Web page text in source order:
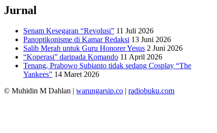
Jurnal
Senam Kesegaran “Revolusi” 11 Juli 2026
Panoptikonisme di Kamar Redaksi 13 Juni 2026
Salib Merah untuk Guru Honorer Yesus 2 Juni 2026
“Koperasi” daripada Komando 11 April 2026
Tenang, Prabowo Subianto tidak sedang Cosplay “The
Yankees” 14 Maret 2026
© Muhidin M Dahlan | warungarsip.co | radiobuku.com